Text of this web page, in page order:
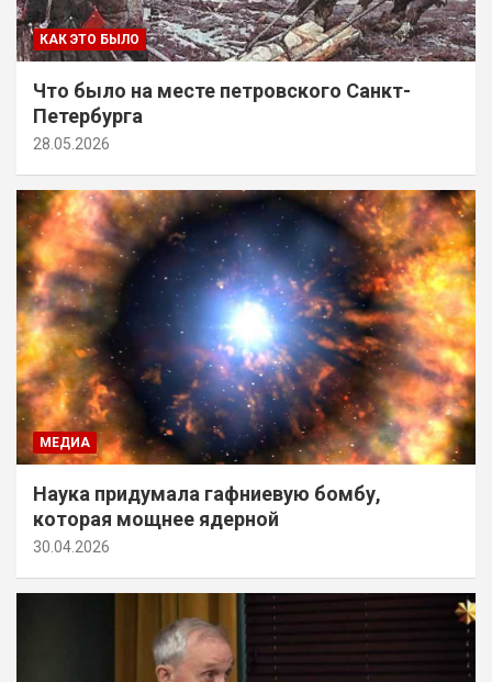
КАК ЭТО БЫЛО
Что было на месте петровского Санкт-
Петербурга
28.05.2026
МЕДИА
Наука придумала гафниевую бомбу,
которая мощнее ядерной
30.04.2026